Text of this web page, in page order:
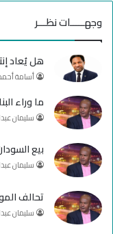
وجهـــــات نظـــر
هل يُعاد
أسامة
ما وراء
سليمان
بيع
سليمان
تحالف
سليمان